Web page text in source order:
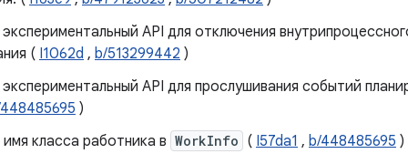
API для отключения
( I1062d , b/513299442 )
API для прослушивания событий
)
класса работника в WorkInfo ( I57da1 , b/448485695 )